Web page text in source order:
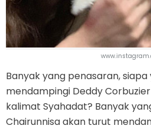
Banyak yang penasaran,
mendampingi Deddy
kalimat Syahadat? Banyak
Chairunnisa akan turut